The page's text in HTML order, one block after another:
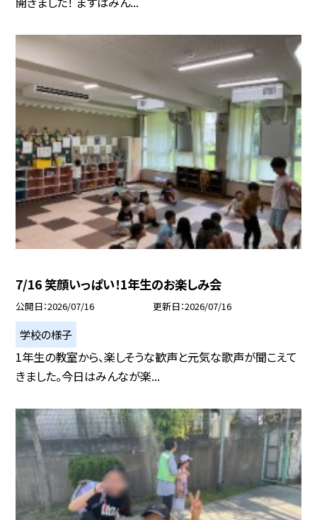
7/16 笑顔いっぱい！1年生のお楽しみ会
公開日 2026/07/16 更新日 2026/07/16
学校の様子
1年生の教室から、楽しそうな歓声と元気な歌声が聞こえて
きました。今日はみんなが楽...